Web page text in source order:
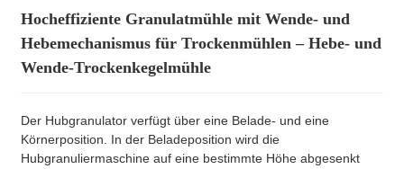
Hocheffiziente Granulatmühle mit Wende- und
Hebemechanismus für Trockenmühlen – Hebe- und
Wende-Trockenkegelmühle
Der Hubgranulator verfügt über eine Belade- und eine
Körnerposition. In der Beladeposition wird die
Hubgranuliermaschine auf eine bestimmte Höhe abgesenkt